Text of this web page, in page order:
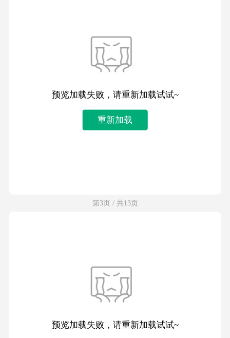
预览加载失败，请重新加载试试~
重新加载
第3页 / 共13页
预览加载失败，请重新加载试试~